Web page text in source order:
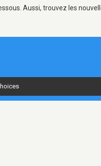
Aussi, trouvez les